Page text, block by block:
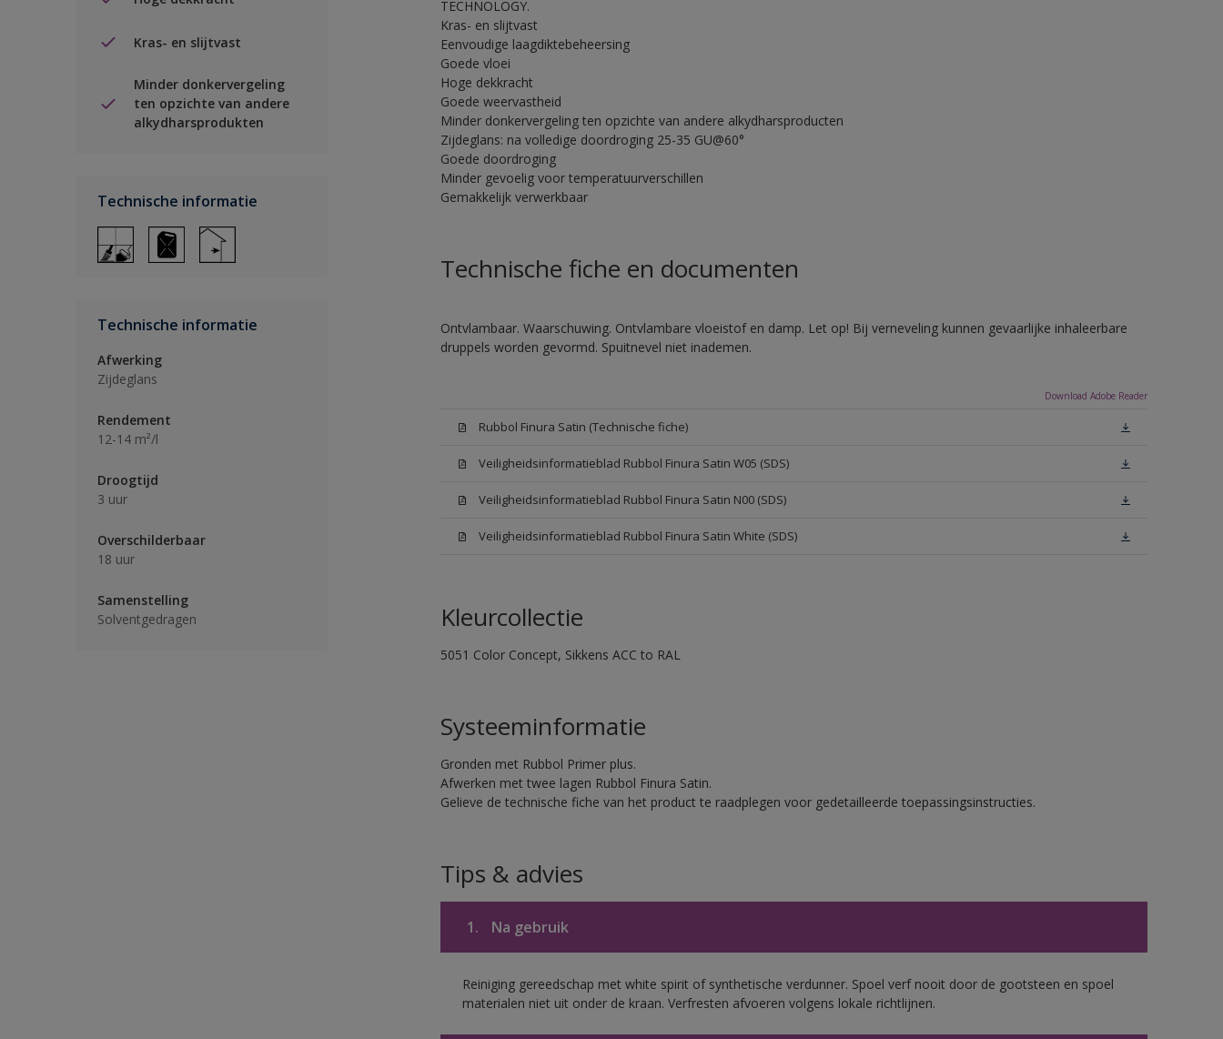
Kras- en slijtvast
Minder donkervergeling
ten opzichte van andere
alkydharsprodukten
Technische informatie
Technische informatie
Afwerking
Zijdeglans
Rendement
12-14 m²/l
Droogtijd
3 uur
Overschilderbaar
18 uur
Samenstelling
Solventgedragen
TECHNOLOGY.
Kras- en slijtvast
Eenvoudige laagdiktebeheersing
Goede vloei
Hoge dekkracht
Goede weervastheid
Minder donkervergeling ten opzichte van andere alkydharsproducten
Zijdeglans: na volledige doordroging 25-35 GU@60°
Goede doordroging
Minder gevoelig voor temperatuurverschillen
Gemakkelijk verwerkbaar
Technische fiche en documenten
Ontvlambaar. Waarschuwing. Ontvlambare vloeistof en damp. Let op! Bij verneveling kunnen gevaarlijke inhaleerbare
druppels worden gevormd. Spuitnevel niet inademen.
Download Adobe Reader
Rubbol Finura Satin (Technische fiche)
Veiligheidsinformatieblad Rubbol Finura Satin W05 (SDS)
Veiligheidsinformatieblad Rubbol Finura Satin N00 (SDS)
Veiligheidsinformatieblad Rubbol Finura Satin White (SDS)
Kleurcollectie
5051 Color Concept, Sikkens ACC to RAL
Systeeminformatie
Gronden met Rubbol Primer plus.
Afwerken met twee lagen Rubbol Finura Satin.
Gelieve de technische fiche van het product te raadplegen voor gedetailleerde toepassingsinstructies.
Tips & advies
1. Na gebruik
Reiniging gereedschap met white spirit of synthetische verdunner. Spoel verf nooit door de gootsteen en spoel
materialen niet uit onder de kraan. Verfresten afvoeren volgens lokale richtlijnen.